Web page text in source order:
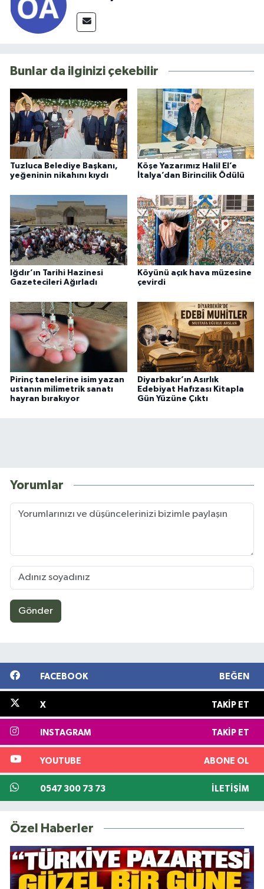
Bunlar da ilginizi çekebilir
Tuzluca Belediye Başkanı,
yeğeninin nikahını kıydı
Köşe Yazarımız Halil El’e
İtalya’dan Birincilik Ödülü
Iğdır’ın Tarihi Hazinesi
Gazetecileri Ağırladı
Köyünü açık hava müzesine
çevirdi
Pirinç tanelerine isim yazan
ustanın milimetrik sanatı
hayran bırakıyor
Diyarbakır’ın Asırlık
Edebiyat Hafızası Kitapla
Gün Yüzüne Çıktı
Yorumlar
Gönder
FACEBOOK BEĞEN
X TAKIP ET
INSTAGRAM TAKIP ET
YOUTUBE ABONE OL
0547 300 73 73 İLETIŞIM
Özel Haberler